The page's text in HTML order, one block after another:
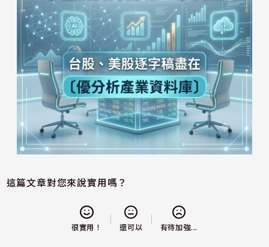
這篇文章對您來說實用嗎？
很實用！ 還可以 有待加強...